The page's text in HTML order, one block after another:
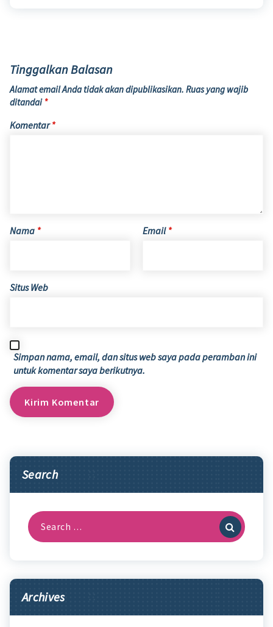
Tinggalkan Balasan
Alamat email Anda tidak akan dipublikasikan. Ruas yang wajib
ditandai *
Komentar*
Nama * Email *
Situs Web
Simpan nama, email, dan situs web saya pada peramban ini
untuk komentar saya berikutnya.
Search
Search
for:
Archives